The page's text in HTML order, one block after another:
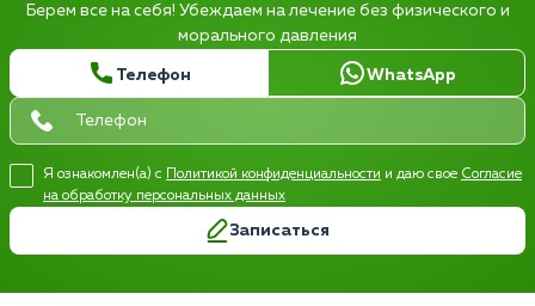
Берем все на себя! Убеждаем на лечение без физического и
морального давления
Телефон WhatsApp
Я ознакомлен(а) с Политикой конфиденциальности и даю свое Согласие
на обработку персональных данных
Записаться